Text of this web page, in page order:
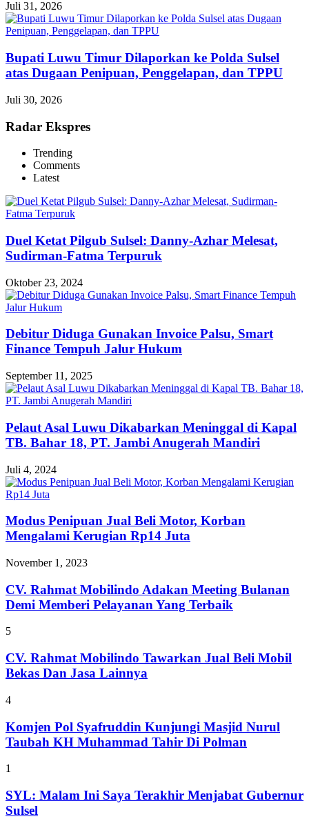
Juli 31, 2026
Bupati Luwu Timur Dilaporkan ke Polda Sulsel
atas Dugaan Penipuan, Penggelapan, dan TPPU
Juli 30, 2026
Radar Ekspres
Trending
Comments
Latest
Duel Ketat Pilgub Sulsel: Danny-Azhar Melesat,
Sudirman-Fatma Terpuruk
Oktober 23, 2024
Debitur Diduga Gunakan Invoice Palsu, Smart
Finance Tempuh Jalur Hukum
September 11, 2025
Pelaut Asal Luwu Dikabarkan Meninggal di Kapal
TB. Bahar 18, PT. Jambi Anugerah Mandiri
Juli 4, 2024
Modus Penipuan Jual Beli Motor, Korban
Mengalami Kerugian Rp14 Juta
November 1, 2023
CV. Rahmat Mobilindo Adakan Meeting Bulanan
Demi Memberi Pelayanan Yang Terbaik
5
CV. Rahmat Mobilindo Tawarkan Jual Beli Mobil
Bekas Dan Jasa Lainnya
4
Komjen Pol Syafruddin Kunjungi Masjid Nurul
Taubah KH Muhammad Tahir Di Polman
1
SYL: Malam Ini Saya Terakhir Menjabat Gubernur
Sulsel